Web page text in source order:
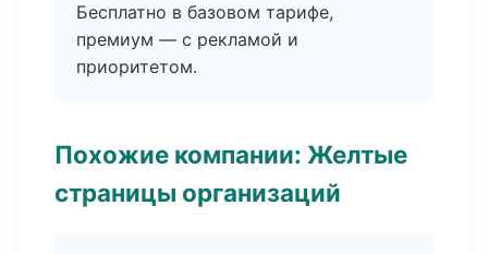
Бесплатно в базовом тарифе,
премиум — с рекламой и
приоритетом.
Похожие компании: Желтые
страницы организаций